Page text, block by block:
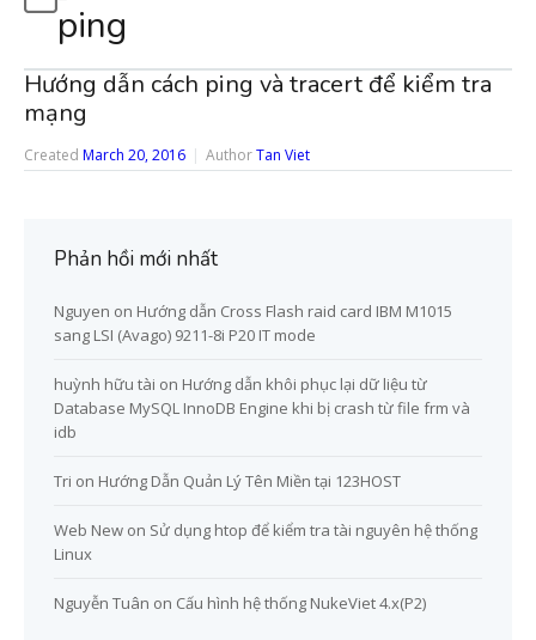
ping
Hướng dẫn cách ping và tracert để kiểm tra
mạng
Created March 20, 2016 AuthorTan Viet
Phản hồi mới nhất
Nguyen on Hướng dẫn Cross Flash raid card IBM M1015
sang LSI (Avago) 9211-8i P20 IT mode
huỳnh hữu tài on Hướng dẫn khôi phục lại dữ liệu từ
Database MySQL InnoDB Engine khi bị crash từ file frm và
idb
Tri on Hướng Dẫn Quản Lý Tên Miền tại 123HOST
Web New on Sử dụng htop để kiểm tra tài nguyên hệ thống
Linux
Nguyễn Tuân on Cấu hình hệ thống NukeViet 4.x(P2)